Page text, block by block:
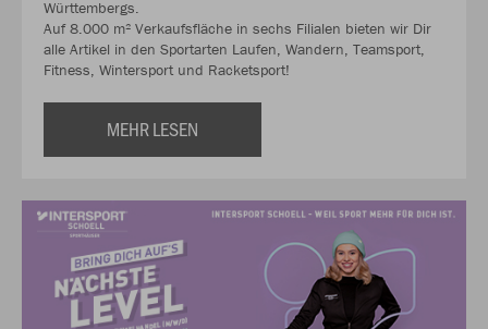
Württembergs.
Auf 8.000 m² Verkaufsfläche in sechs Filialen bieten wir Dir
alle Artikel in den Sportarten Laufen, Wandern, Teamsport,
Fitness, Wintersport und Racketsport!
MEHR LESEN